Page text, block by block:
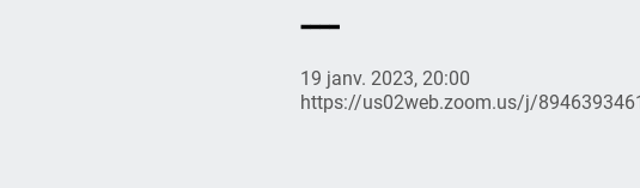
----
19 janv. 2023, 20:00
https://us02web.zoom.us/j/